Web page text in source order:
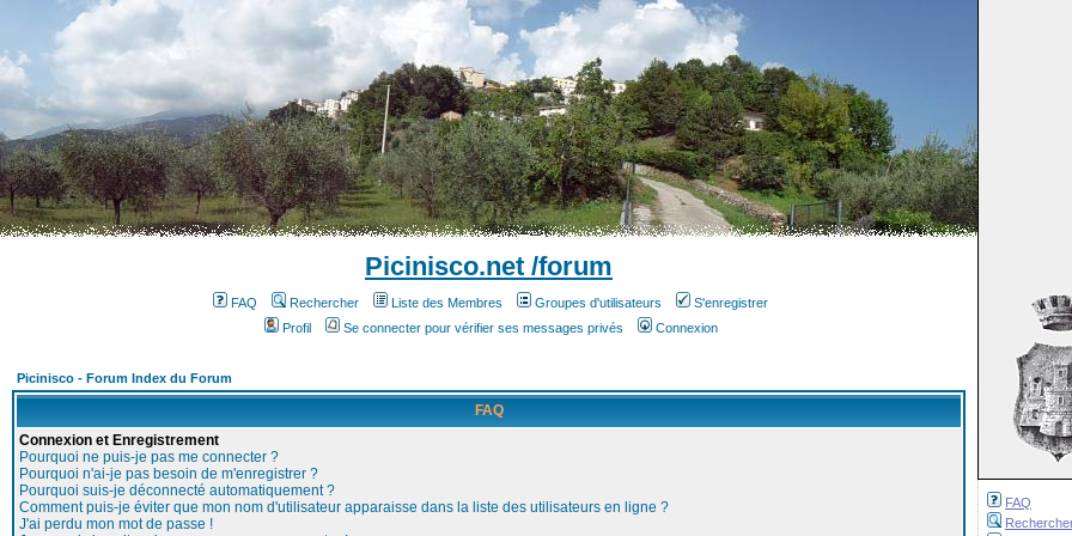
FAQ
Picinisco.net /forum
FAQ Rechercher Liste des Membres Groupes d'utilisateurs
S'enregistrer
Profil
Se connecter pour vérifier ses messages privés Connexion
Picinisco - Forum Index du Forum
FAQ
Connexion et Enregistrement
Pourquoi ne puis-je pas me connecter ?
Pourquoi n'ai-je pas besoin de m'enregistrer ?
Pourquoi suis-je déconnecté automatiquement ?
Comment puis-je éviter que mon nom d'utilisateur apparaisse dans la liste des utilisateurs en ligne ?
J'ai perdu mon mot de passe !